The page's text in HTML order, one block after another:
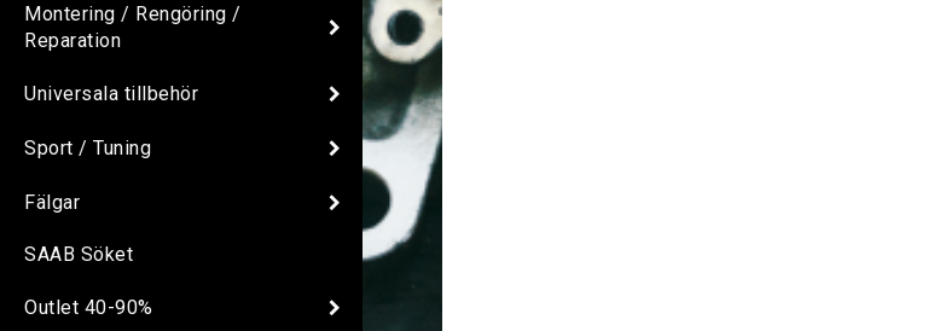
Montering / Rengöring /
Reparation
Universala tillbehör
Sport / Tuning
Fälgar
SAAB Söket
Outlet 40-90%